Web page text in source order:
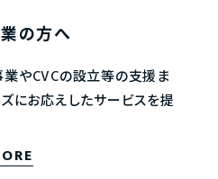
の方へ
やCVCの設立等の支援ま
にお応えしたサービスを提